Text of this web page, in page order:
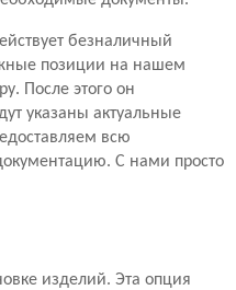
безналичный
позиции на нашем
После этого он
указаны актуальные
всю
С нами просто
изделий. Эта опция